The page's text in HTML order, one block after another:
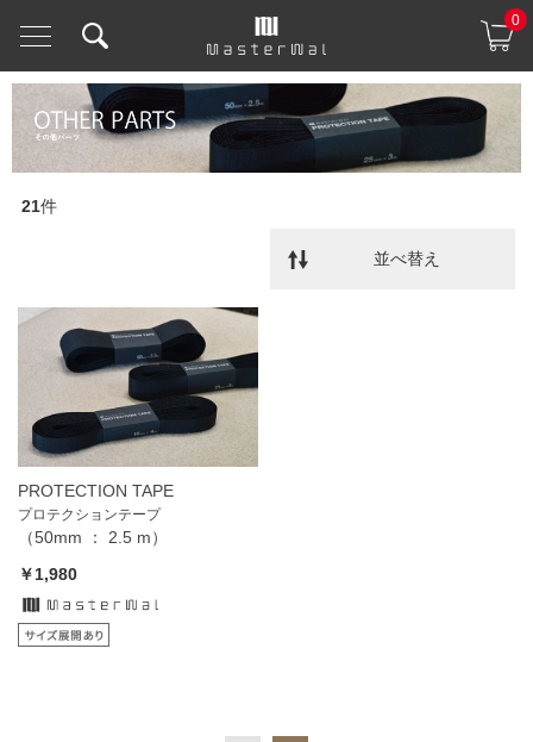
0
21件
並べ替え
PROTECTION TAPE
プロテクションテープ
（50mm ： 2.5 m）
￥1,980